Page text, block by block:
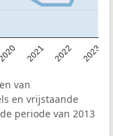
2021 2022 2023
van
en vrijstaande
periode van 2013